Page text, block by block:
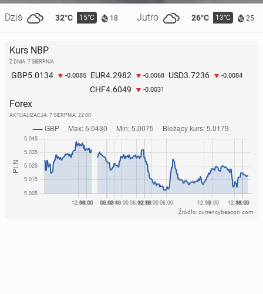
Dziś 32°C 15°C 18 Jutro 26°C 13°C 25
Kurs NBP
Z DNIA: 7 SIERPNIA
GBP5.0134 -0.0085 EUR4.2982 -0.0068 USD3.7236 -0.0084
CHF4.6049 -0.0031
Forex
AKTUALIZACJA: 7 SIERPNIA, 22:00
Źródło: currencybeacon.com